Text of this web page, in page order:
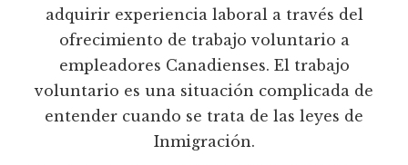
adquirir experiencia laboral a través del
ofrecimiento de trabajo voluntario a
empleadores Canadienses. El trabajo
voluntario es una situación complicada de
entender cuando se trata de las leyes de
Inmigración.